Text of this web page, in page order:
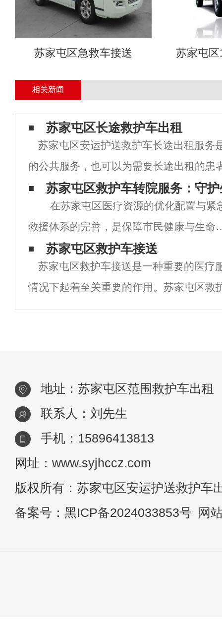
苏家屯区急救车接送 苏家屯
相关新闻
苏家屯区长途救护车出租
苏家屯区安运护送救护车长途出租服务
的公共服务，也可以为需要长途出租的患
全、高效的救护车服务。在苏家屯区市，
服务已经得到了很好的发展和完善，为市
供了有力的
苏家屯区救护车转院服务：守
在苏家屯区医疗资源的优化配置与紧
救援体系的完善，是保障市民健康与生命
全的重要基石。其中，救护车转院服务作
医疗急救体系的重要组成部分，承担着将
者从一家医院安全、迅速地转运
苏家屯区救护车接送
苏家屯区救护车接送是一种重要的医疗
情况下起着至关重要的作用。苏家屯区救
以及时将患者送往医院，还能为患者提供
地址：苏家屯区范围救护车出租
联系人：刘先生
手机：15896413813
网址：www.syjhccz.com
版权所有：苏家屯区安运护送救护车
备案号： 黑ICP备2024033853号 网